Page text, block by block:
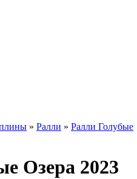
» Ралли » Ралли Голубые
Озера 2023